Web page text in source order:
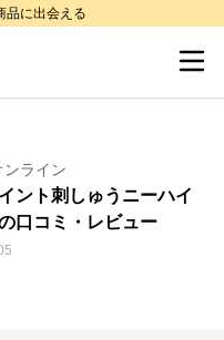
品に出会える
ライン
ント刺しゅうニーハイ
口コミ・レビュー